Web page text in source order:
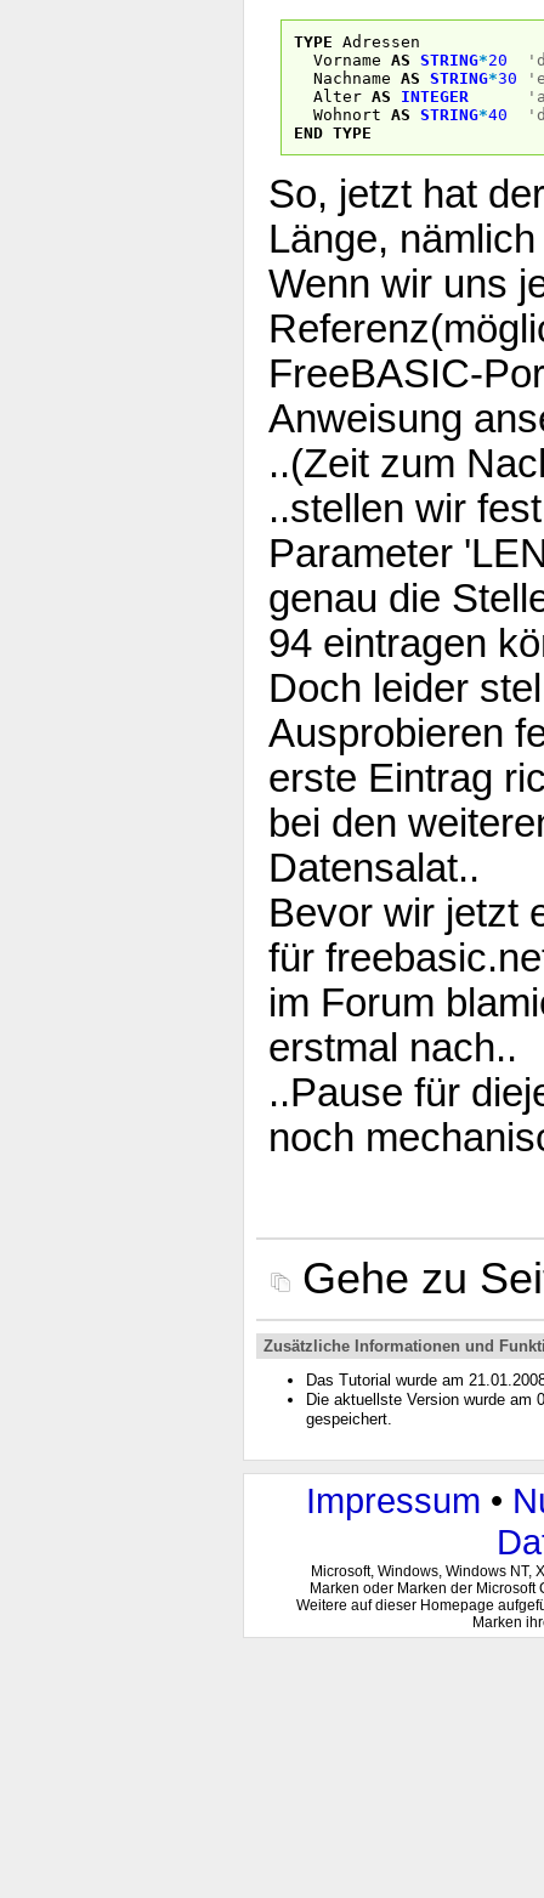
TYPE Adressen
Vorname AS STRING*20
Nachname AS STRING*30
Alter AS INTEGER
Wohnort AS STRING*40
END TYPE
So, jetzt hat
Länge,
Wenn wir uns
FreeBASIC-
Anweisung
..(Zeit zum
..stellen wir
Parameter
genau die
94 eintragen
Doch leider
Ausprobieren
erste Eintrag
bei den
Datensalat..
Bevor wir jetzt
für
im Forum
erstmal nach..
..Pause für
noch
Gehe zu
Zusätzliche Informationen und
Das Tutorial wurde am
Die aktuellste Version wurde am
gespeichert.
Impressum •
Microsoft, Windows, Windows NT,
Marken oder Marken der
Weitere auf dieser Homepage
Marken